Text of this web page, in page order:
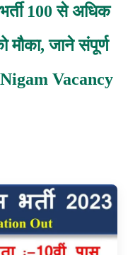
100 से अधिक
मौका, जाने संपूर्ण
Vacancy